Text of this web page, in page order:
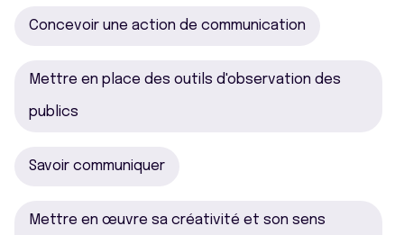
Concevoir une action de communication
Mettre en place des outils d'observation des
publics
Savoir communiquer
Mettre en œuvre sa créativité et son sens